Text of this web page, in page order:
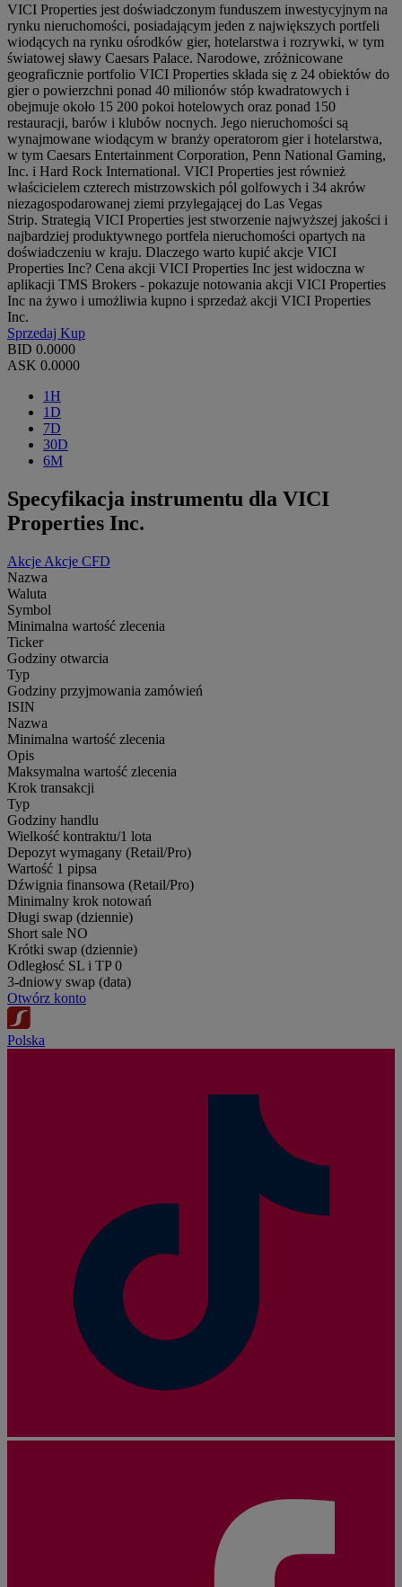
VICI Properties jest doświadczonym funduszem inwestycyjnym na
rynku nieruchomości, posiadającym jeden z największych portfeli
wiodących na rynku ośrodków gier, hotelarstwa i rozrywki, w tym
światowej sławy Caesars Palace. Narodowe, zróżnicowane
geograficznie portfolio VICI Properties składa się z 24 obiektów do
gier o powierzchni ponad 40 milionów stóp kwadratowych i
obejmuje około 15 200 pokoi hotelowych oraz ponad 150
restauracji, barów i klubów nocnych. Jego nieruchomości są
wynajmowane wiodącym w branży operatorom gier i hotelarstwa,
w tym Caesars Entertainment Corporation, Penn National Gaming,
Inc. i Hard Rock International. VICI Properties jest również
właścicielem czterech mistrzowskich pól golfowych i 34 akrów
niezagospodarowanej ziemi przylegającej do Las Vegas
Strip. Strategią VICI Properties jest stworzenie najwyższej jakości i
najbardziej produktywnego portfela nieruchomości opartych na
doświadczeniu w kraju. Dlaczego warto kupić akcje VICI
Properties Inc? Cena akcji VICI Properties Inc jest widoczna w
aplikacji TMS Brokers - pokazuje notowania akcji VICI Properties
Inc na żywo i umożliwia kupno i sprzedaż akcji VICI Properties
Inc.
Sprzedaj Kup
BID 0.0000
ASK 0.0000
1H
1D
7D
30D
6M
Specyfikacja instrumentu dla VICI
Properties Inc.
Akcje Akcje CFD
Nazwa
Waluta
Symbol
Minimalna wartość zlecenia
Ticker
Godziny otwarcia
Typ
Godziny przyjmowania zamówień
ISIN
Nazwa
Minimalna wartość zlecenia
Opis
Maksymalna wartość zlecenia
Krok transakcji
Typ
Godziny handlu
Wielkość kontraktu/1 lota
Depozyt wymagany (Retail/Pro)
Wartość 1 pipsa
Dźwignia finansowa (Retail/Pro)
Minimalny krok notowań
Długi swap (dziennie)
Short sale NO
Krótki swap (dziennie)
Odległosć SL i TP 0
3-dniowy swap (data)
Otwórz konto
Polska